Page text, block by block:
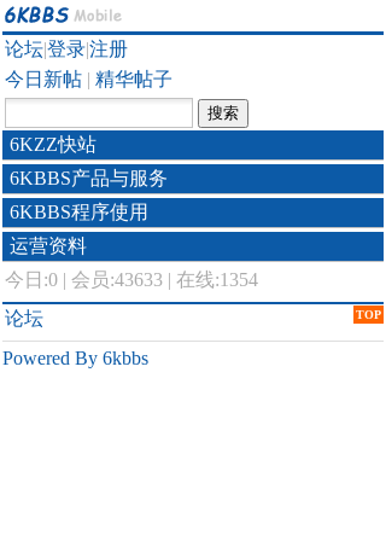
论坛|登录|注册
今日新帖 | 精华帖子
6KZZ快站
6KBBS产品与服务
6KBBS程序使用
运营资料
今日:0 | 会员:43633 | 在线:1354
TOP
论坛
Powered By 6kbbs